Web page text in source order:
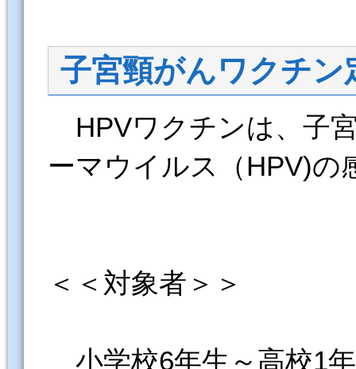
子宮頸がんワクチン
HPVワクチンは、子
ーマウイルス（HPV)の
＜＜対象者＞＞
小学校6年生～高校1